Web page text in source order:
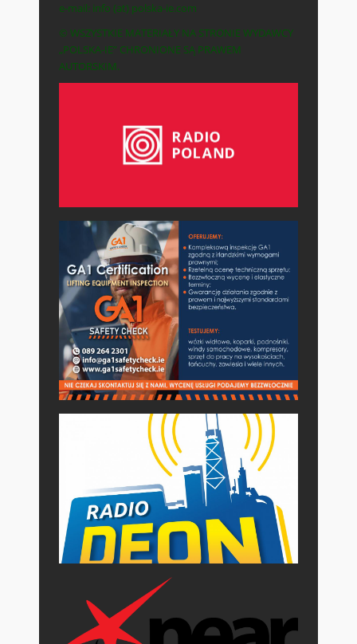
e-mail: info (at) polska-ie.com
© WSZYSTKIE MATERIAŁY NA STRONIE WYDAWCY
„POLSKA-IE” CHRONIONE SĄ PRAWEM
AUTORSKIM.